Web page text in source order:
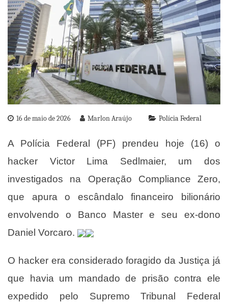
16 de maio de 2026 Marlon Araújo Polícia Federal
A Polícia Federal (PF) prendeu hoje (16) o
hacker Victor Lima Sedlmaier, um dos
investigados na Operação Compliance Zero,
que apura o escândalo financeiro bilionário
envolvendo o Banco Master e seu ex-dono
Daniel Vorcaro.
O hacker era considerado foragido da Justiça já
que havia um mandado de prisão contra ele
expedido pelo Supremo Tribunal Federal